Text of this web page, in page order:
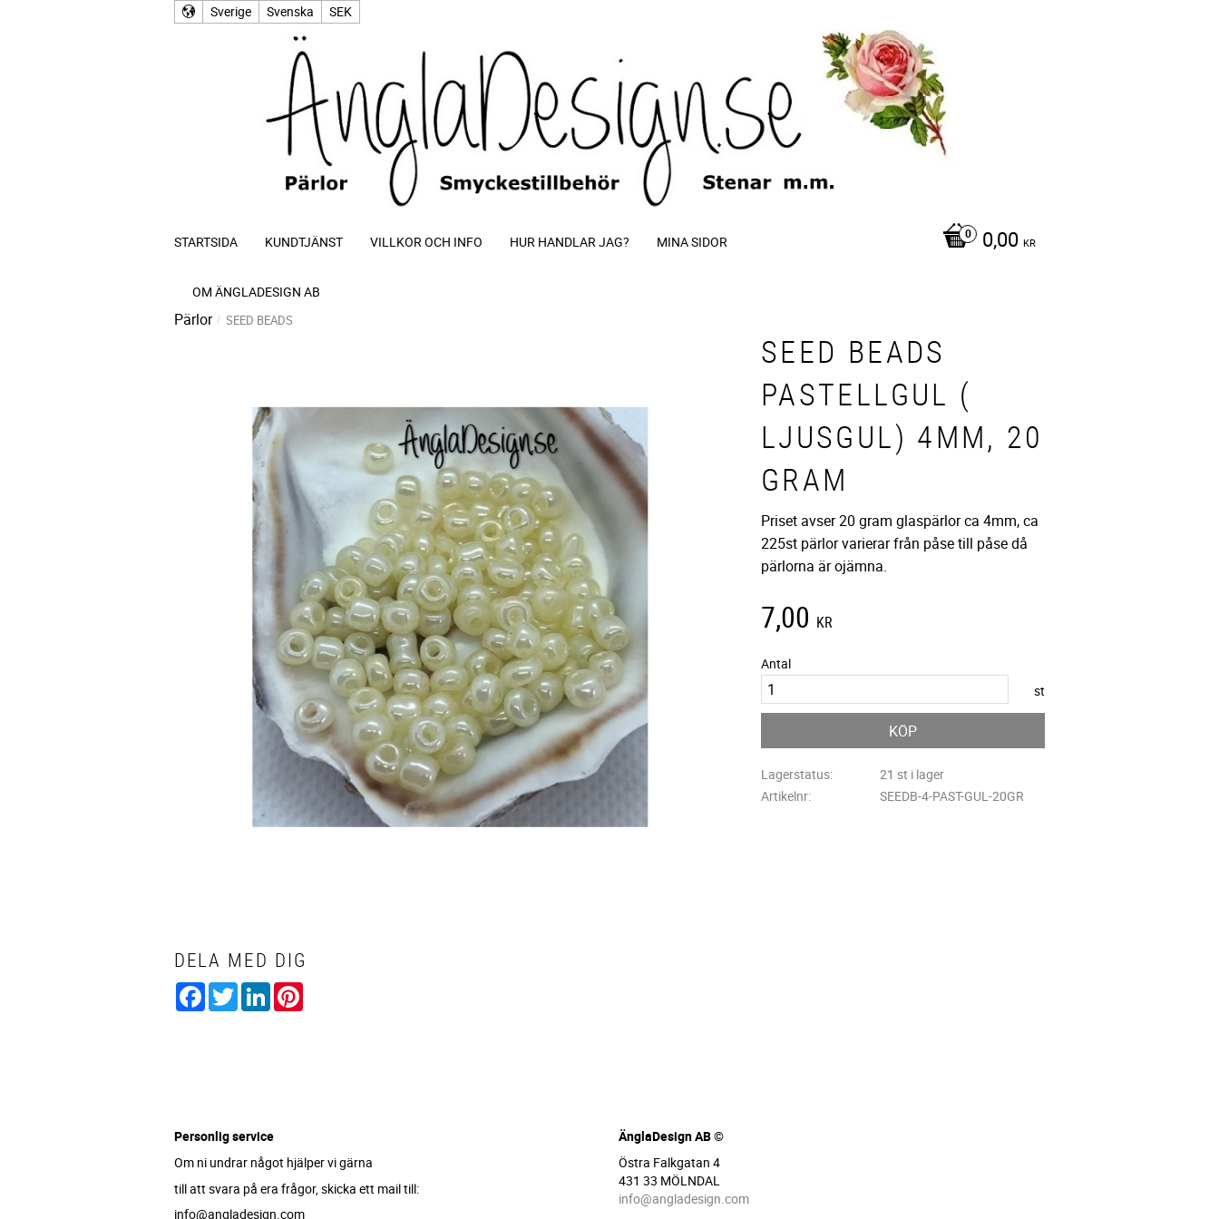
Sverige Svenska SEK
0,00 KR
STARTSIDA KUNDTJÄNST VILLKOR OCH INFO HUR HANDLAR JAG? MINA SIDOR
OM ÄNGLADESIGN AB
Pärlor SEED BEADS
SEED BEADS
PASTELLGUL (
LJUSGUL) 4MM, 20
GRAM
Priset avser 20 gram glaspärlor ca 4mm, ca
225st pärlor varierar från påse till påse då
pärlorna är ojämna.
7,00 KR
Antal
st
KÖP
Lagerstatus
21 st i lager
Artikelnr
SEEDB-4-PAST-GUL-20GR
DELA MED DIG
Facebook
TwitterLinkedIn
Personlig service
Om ni undrar något hjälper vi gärna
till att svara på era frågor, skicka ett mail till:
info@angladesign.com
ÄnglaDesign AB ©
Östra Falkgatan 4
431 33 MÖLNDAL
info@angladesign.com